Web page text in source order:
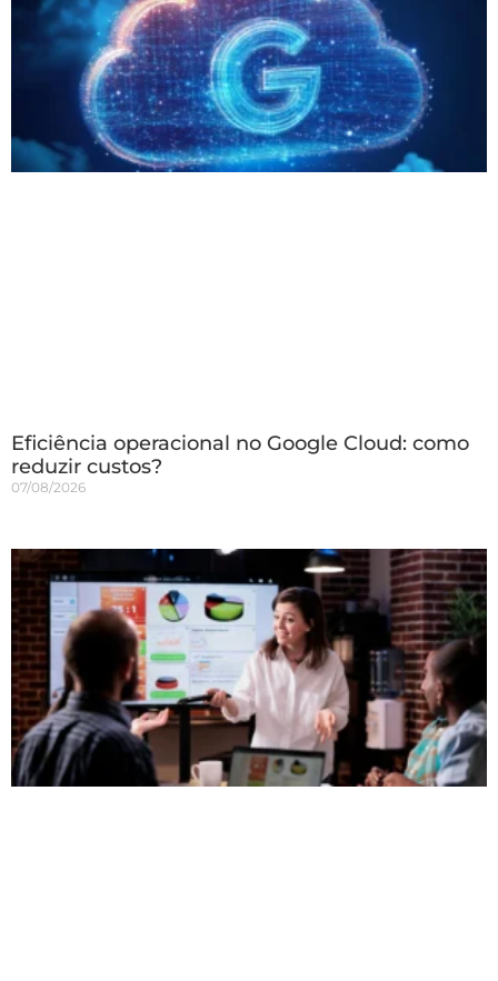
Eficiência operacional no Google Cloud: como
reduzir custos?
07/08/2026